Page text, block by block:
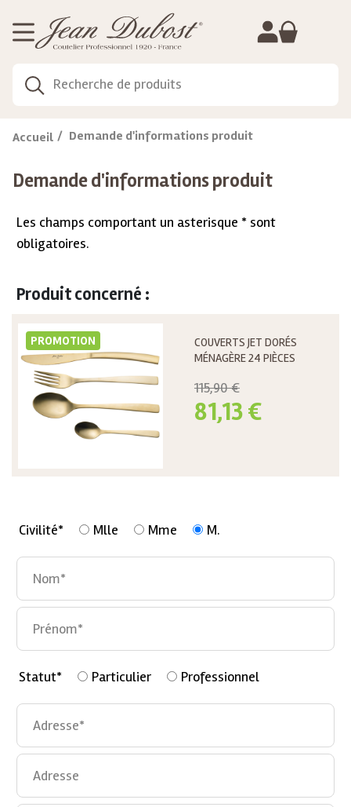
Accueil Demande d'informations produit
Demande d'informations produit
Les champs comportant un asterisque * sont
obligatoires.
Produit concerné :
PROMOTION
COUVERTS JET DORÉS
MÉNAGÈRE 24 PIÈCES
115,90 €
81,13 €
Civilité* Mlle Mme M.
Statut* Particulier Professionnel
Gestion de vos préférences sur les cookies